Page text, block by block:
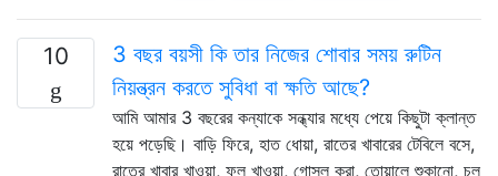
10
3 বছর বয়সী কি তার নিজের শোবার সময় রুটিন
নিয়ন্ত্রন করতে সুবিধা বা ক্ষতি আছে?
আমি আমার 3 বছরের কন্যাকে সন্ধ্যার মধ্যে পেয়ে কিছুটা ক্লান্ত
হয়ে পড়েছি। বাড়ি ফিরে, হাত ধোয়া, রাতের খাবারের টেবিলে বসে,
রাতের খাবার খাওয়া, ফল খাওয়া, গোসল করা, তোয়ালে শুকানো, চুল